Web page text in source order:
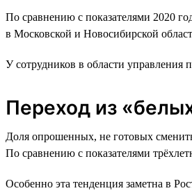
По сравнению с показателями 2020
в Московской и Новосибирской
У сотрудников в области управления
Переход из
Доля опрошенных, не готовых
По сравнению с показателями
Особенно эта тенденция заметна в